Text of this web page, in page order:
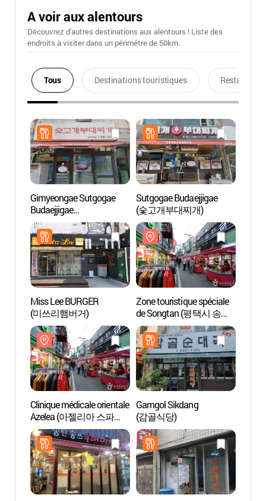
A voir aux alentours
Découvrez d'autres destinations aux alentours ! Liste des
endroits à visiter dans un périmétre de 50km.
Tous Destinations touristiques Restaurants
Gimyeongae Sutgogae
Budaejjigae
(김영애숯고개부대찌개)
Sutgogae Budaejjigae
(숯고개부대찌개)
Miss Lee BURGER
(미쓰리햄버거)
Zone touristique spéciale
de Songtan (평택시 송탄
관광특구)
Clinique médicale orientale
Azelea (아젤리아 스파
한의원)
Gamgol Sikdang
(감골식당)